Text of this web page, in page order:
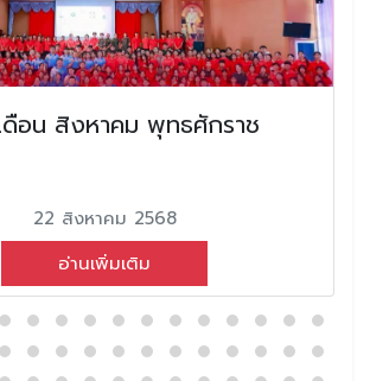
ดือน สิงหาคม พุทธศักราช
22 สิงหาคม 2568
อ่านเพิ่มเติม